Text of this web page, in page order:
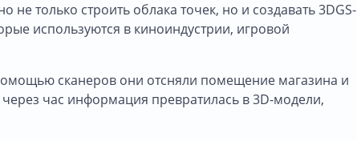
только строить облака точек, но и создавать 3DGS-
используются в киноиндустрии, игровой
сканеров они отсняли помещение магазина и
час информация превратилась в 3D-модели,